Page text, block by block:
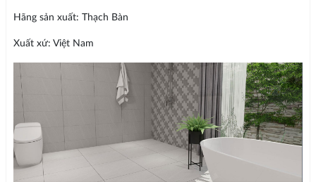
Hãng sản xuất: Thạch Bàn
Xuất xứ: Việt Nam